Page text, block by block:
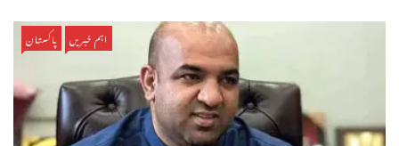
اہم خبریں پاکستان